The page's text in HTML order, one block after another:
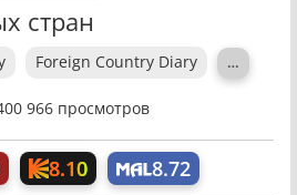
стран
Foreign Country Diary …
966 просмотров
8.10 8.72